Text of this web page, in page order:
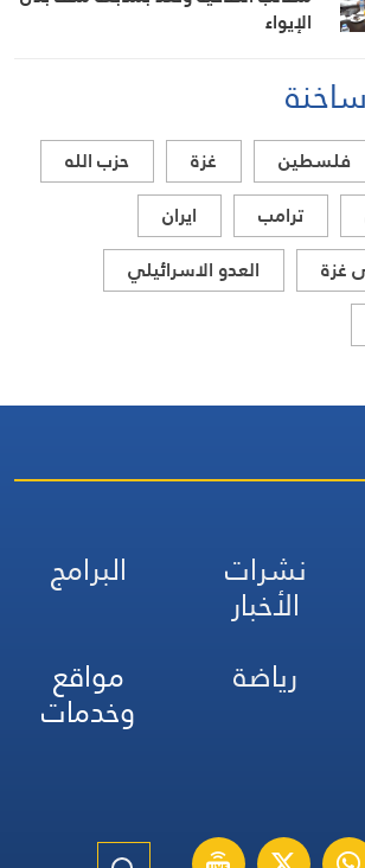
الإيواء
فلسطين غزة
حزب الله
ترامب
ايران
غزة
العدو الاسرائيلي
نشرات
الأخبار
البرامج
رياضة مواقع
وخدمات